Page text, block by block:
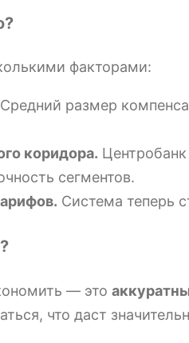
факторами:
Средний размер
коридора.
сегментов.
Система теперь
— это
что даст